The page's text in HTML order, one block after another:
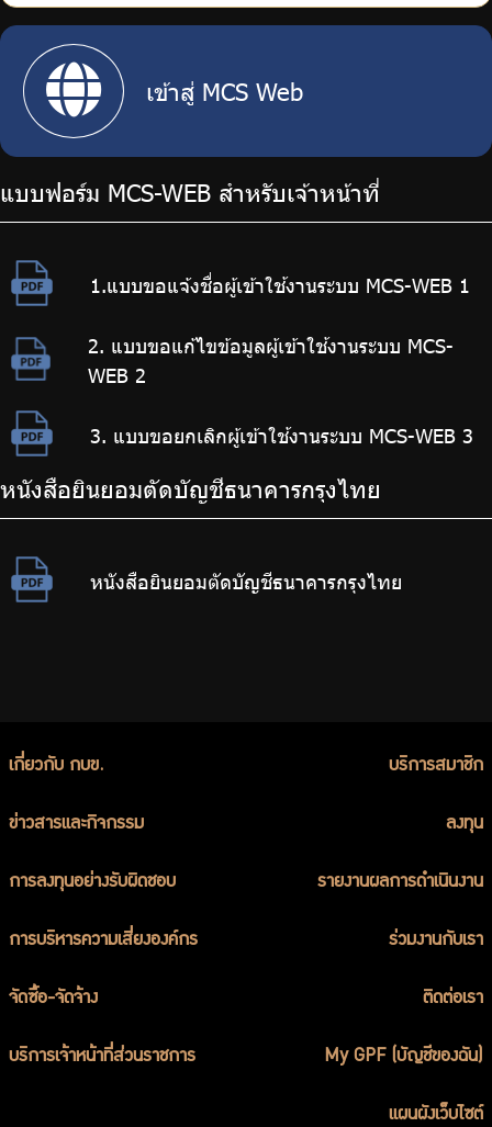
เข้าสู่ MCS Web
แบบฟอร์ม MCS-WEB สำหรับเจ้าหน้าที่
1.แบบขอแจ้งชื่อผู้เข้าใช้งานระบบ MCS-WEB 1
2. แบบขอแก้ไขข้อมูลผู้เข้าใช้งานระบบ MCS-
WEB 2
3. แบบขอยกเลิกผู้เข้าใช้งานระบบ MCS-WEB 3
หนังสือยินยอมตัดบัญชีธนาคารกรุงไทย
หนังสือยินยอมตัดบัญชีธนาคารกรุงไทย
เกี่ยวกับ กบข. บริการสมาชิก
ข่าวสารและกิจกรรม ลงทุน
การลงทุนอย่างรับผิดชอบ รายงานผลการดำเนินงาน
การบริหารความเสี่ยงองค์กร ร่วมงานกับเรา
จัดซื้อ-จัดจ้าง ติดต่อเรา
บริการเจ้าหน้าที่ส่วนราชการ My GPF (บัญชีของฉัน)
แผนผังเว็บไซต์